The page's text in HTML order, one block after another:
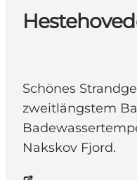
Schönes
zweitlängstem
Nakskov Fjord.